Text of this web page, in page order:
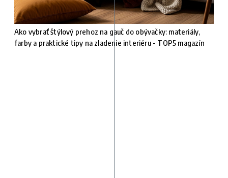
Ako vybrať štýlový prehoz na gauč do obývačky: materiály,
farby a praktické tipy na zladenie interiéru - TOP5 magazín